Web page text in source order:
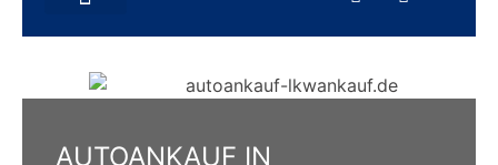
AUTOANKAUF IN